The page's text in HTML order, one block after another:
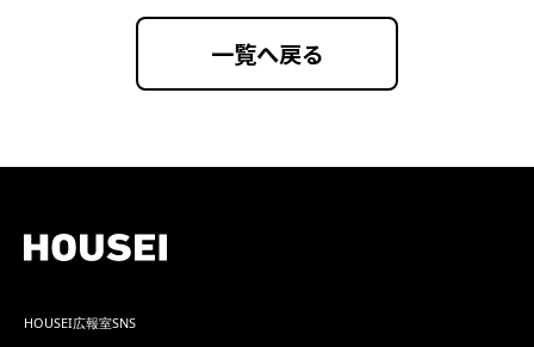
一覧へ戻る
HOUSEI広報室SNS